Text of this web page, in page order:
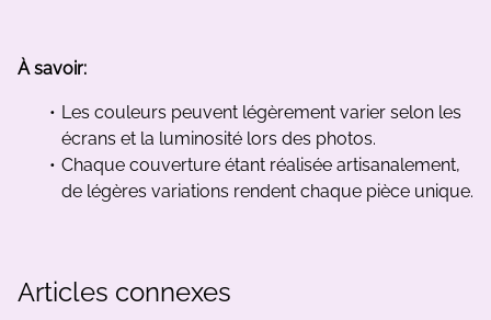
À savoir:
Les couleurs peuvent légèrement varier selon les
écrans et la luminosité lors des photos.
Chaque couverture étant réalisée artisanalement,
de légères variations rendent chaque pièce unique.
Articles connexes